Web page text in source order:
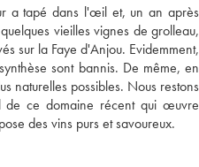
a tapé dans l'œil et, un an après
vieilles vignes de grolleau,
sur la Faye d'Anjou. Evidemment,
sont bannis. De même, en
naturelles possibles. Nous restons
de ce domaine récent qui œuvre
des vins purs et savoureux.